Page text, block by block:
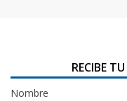
RECIBE
Nombre